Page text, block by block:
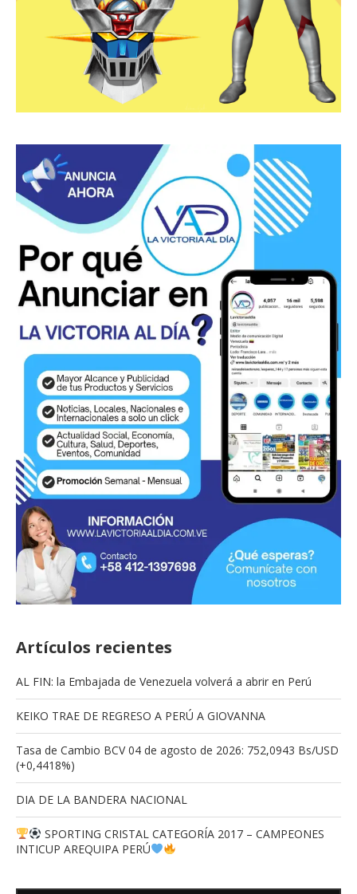
Artículos recientes
AL FIN: la Embajada de Venezuela volverá a abrir en Perú
KEIKO TRAE DE REGRESO A PERÚ A GIOVANNA
Tasa de Cambio BCV 04 de agosto de 2026: 752,0943 Bs/USD
(+0,4418%)
DIA DE LA BANDERA NACIONAL
SPORTING CRISTAL CATEGORÍA 2017 – CAMPEONES
INTICUP AREQUIPA PERÚ